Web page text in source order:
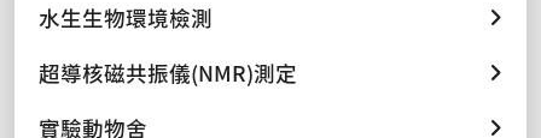
水生生物環境檢測
超導核磁共振儀(NMR)測定
實驗動物舍